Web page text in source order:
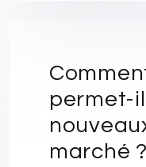
permet-
marché ?